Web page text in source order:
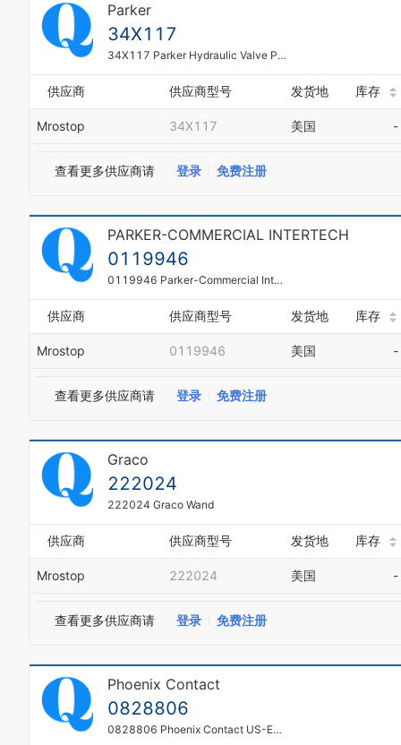
Parker
34X117
34X117 Parker Hydraulic Valve Part
供应商 供应商型号 发货地 库存
Mrostop 34X117 美国 -
查看更多供应商请 登录 免费注册
PARKER-COMMERCIAL INTERTECH
0119946
0119946 Parker-Commercial InterTech Gear Pump
供应商 供应商型号 发货地 库存
Mrostop 0119946 美国 -
查看更多供应商请 登录 免费注册
Graco
222024
222024 Graco Wand
供应商 供应商型号 发货地 库存
Mrostop 222024 美国 -
查看更多供应商请 登录 免费注册
Phoenix Contact
0828806
0828806 Phoenix Contact US-EMLP (85 6X54)